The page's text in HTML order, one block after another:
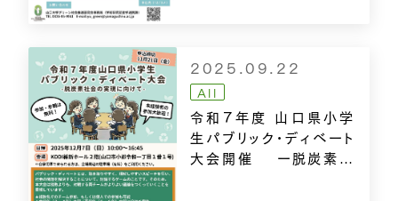
2025.09.22
All
令和7年度 山口県小学
生パブリック・ディベート
大会開催 ー脱炭素社